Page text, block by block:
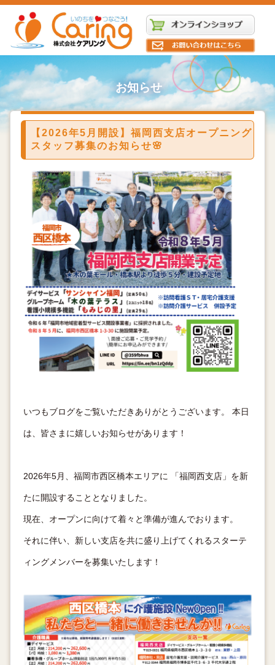
お知らせ
【2026年5月開設】福岡西支店オープニング
スタッフ募集のお知らせ🌸
いつもブログをご覧いただきありがとうございます。 本日
は、皆さまに嬉しいお知らせがあります！
2026年5月、福岡市西区橋本エリアに 「福岡西支店」を新
たに開設することとなりました。
現在、オープンに向けて着々と準備が進んでおります。
それに伴い、新しい支店を共に盛り上げてくれるスターテ
ィングメンバーを募集いたします！